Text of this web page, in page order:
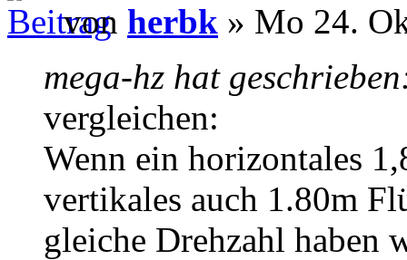
von herbk » Mo 24.
mega-hz hat
vergleichen:
Wenn ein horizontales
vertikales auch 1.80m
gleiche Drehzahl haben